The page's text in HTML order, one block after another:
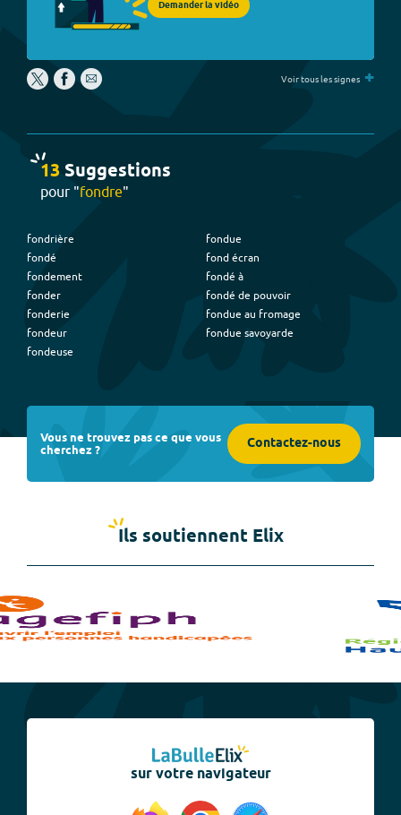
Demander la vidéo
Voir tous les signes +
13 Suggestions
pour "fondre"
fondrière
fondé
fondement
fonder
fonderie
fondeur
fondeuse
fondue
fond écran
fondé à
fondé de pouvoir
fondue au fromage
fondue savoyarde
Vous ne trouvez pas ce que vous
cherchez ? Contactez-nous
Ils soutiennent Elix
sur votre navigateur